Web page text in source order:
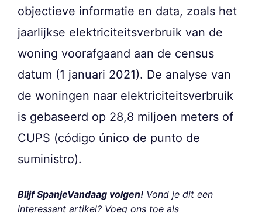
objectieve informatie en data, zoals het
jaarlijkse elektriciteitsverbruik van de
woning voorafgaand aan de census
datum (1 januari 2021). De analyse van
de woningen naar elektriciteitsverbruik
is gebaseerd op 28,8 miljoen meters of
CUPS (código único de punto de
suministro).
Blijf SpanjeVandaag volgen! Vond je dit een
interessant artikel? Voeg ons toe als